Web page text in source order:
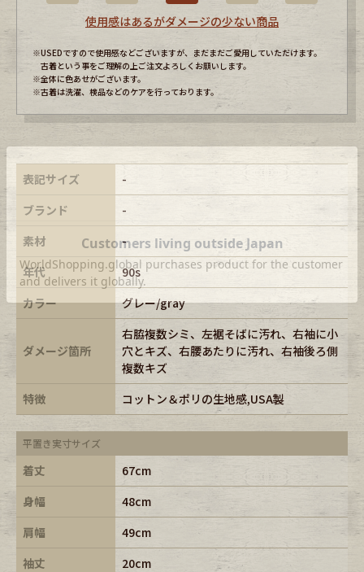
使用感はあるがダメージの少ない商品
※USEDですので使用感などございますが、まだまだご愛用していただけます。
古着という事をご理解の上ご注文よろしくお願いします。
※全体に色あせがございます。
※古着は洗濯、検品などのケアを行っております。
表記サイズ
-
ブランド
-
素材
-
年代
90s
カラー
グレー/gray
ダメージ箇所
右脇複数シミ、左裾そばに汚れ、右袖に小
穴とキズ、右腰あたりに汚れ、右袖後ろ側
複数キズ
特徴
コットン＆ポリの生地感,USA製
平置き実寸サイズ
着丈
67cm
身幅
48cm
肩幅
49cm
袖丈
20cm